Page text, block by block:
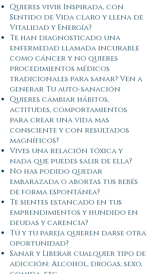
Quieres vivir Inspirada, con
Sentido de Vida claro y llena de
Vitalidad y Energía?
Te han diagnosticado una
enfermedad llamada incurable
como cáncer y no quieres
procedimientos médicos
tradicionales para sanar? Ven a
generar Tu auto-sanación
Quieres cambiar hábitos,
actitudes, comportamientos
para crear una vida mas
consciente y con resultados
magníficos?
Vives una relación tóxica y
nada que puedes salir de ella?
No has podido quedar
embarazada o abortas tus bebés
de forma espontánea?
Te sientes estancado en tus
emprendimientos y hundido en
deudas y carencia?
Tú y tu pareja quieren darse otra
oportunidad?
Sanar y Liberar cualquier tipo de
adicción: Alcohol, drogas, sexo,